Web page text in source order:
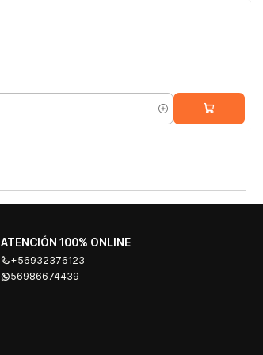
ATENCIÓN 100% ONLINE
+56932376123
56986674439